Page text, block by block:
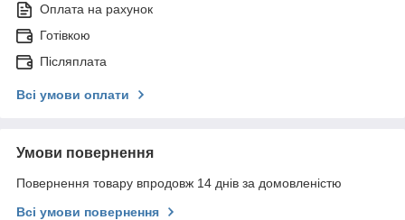
Оплата на рахунок
Готівкою
Післяплата
Всі умови оплати
Умови повернення
Повернення товару впродовж 14 днів за домовленістю
Всі умови повернення